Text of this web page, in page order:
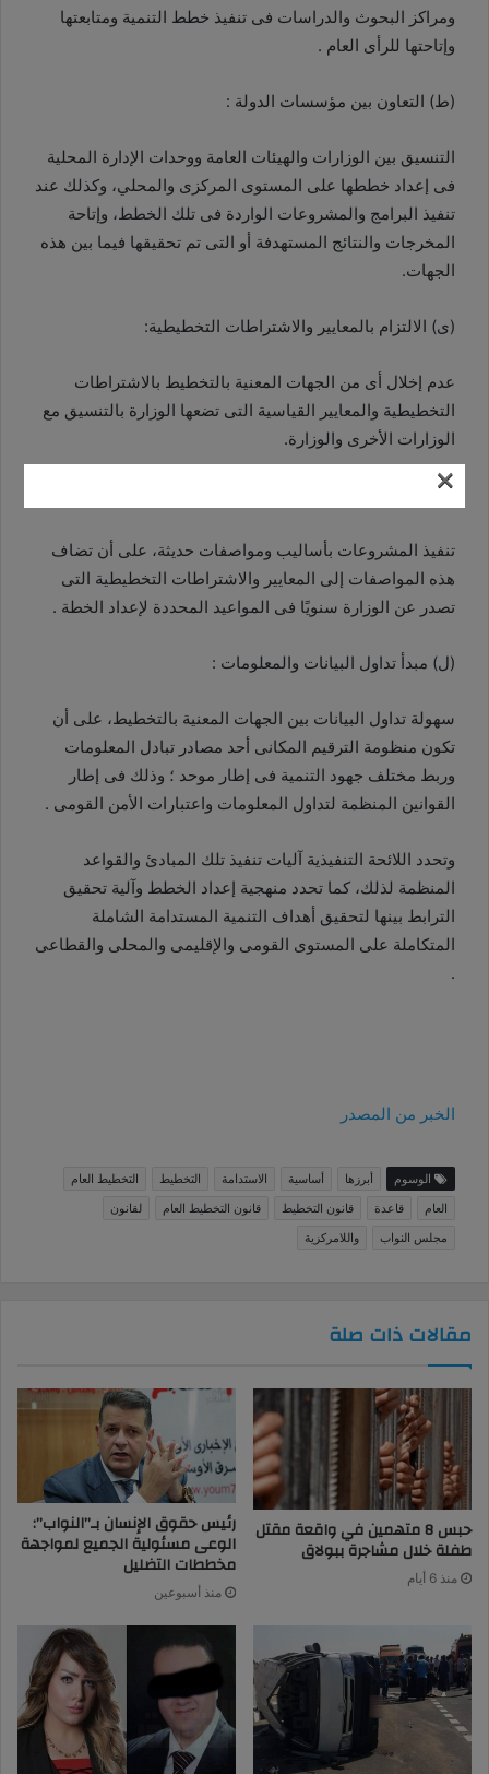
ومراكز البحوث والدراسات فى تنفيذ خطط التنمية ومتابعتها
وإتاحتها للرأى العام .
(ط) التعاون بين مؤسسات الدولة :
التنسيق بين الوزارات والهيئات العامة ووحدات الإدارة المحلية
فى إعداد خططها على المستوى المركزى والمحلي، وكذلك عند
تنفيذ البرامج والمشروعات الواردة فى تلك الخطط، وإتاحة
المخرجات والنتائج المستهدفة أو التى تم تحقيقها فيما بين هذه
الجهات.
(ى) الالتزام بالمعايير والاشتراطات التخطيطية:
عدم إخلال أى من الجهات المعنية بالتخطيط بالاشتراطات
التخطيطية والمعايير القياسية التى تضعها الوزارة بالتنسيق مع
الوزارات الأخرى والوزارة.
(ك) تشجيع الابتكار :
تنفيذ المشروعات بأساليب ومواصفات حديثة، على أن تضاف
هذه المواصفات إلى المعايير والاشتراطات التخطيطية التى
تصدر عن الوزارة سنويًا فى المواعيد المحددة لإعداد الخطة .
(ل) مبدأ تداول البيانات والمعلومات :
سهولة تداول البيانات بين الجهات المعنية بالتخطيط، على أن
تكون منظومة الترقيم المكانى أحد مصادر تبادل المعلومات
وربط مختلف جهود التنمية فى إطار موحد ؛ وذلك فى إطار
القوانين المنظمة لتداول المعلومات واعتبارات الأمن القومى .
وتحدد اللائحة التنفيذية آليات تنفيذ تلك المبادئ والقواعد
المنظمة لذلك، كما تحدد منهجية إعداد الخطط وآلية تحقيق
الترابط بينها لتحقيق أهداف التنمية المستدامة الشاملة
المتكاملة على المستوى القومى والإقليمى والمحلى والقطاعى
.
الخبر من المصدر
الوسوم أبرزها أساسية الاستدامة التخطيط
التخطيط العام
العام
قاعدة قانون التخطيط قانون التخطيط العام
لقانون
مجلس النواب
واللامركزية
مقالات ذات صلة
حبس 8 متهمين في واقعة مقتل
طفلة خلال مشاجرة ببولاق
منذ 6 أيام
رئيس حقوق الإنسان بـ”النواب”:
الوعى مسئولية الجميع لمواجهة
مخططات التضليل
منذ أسبوعين
×